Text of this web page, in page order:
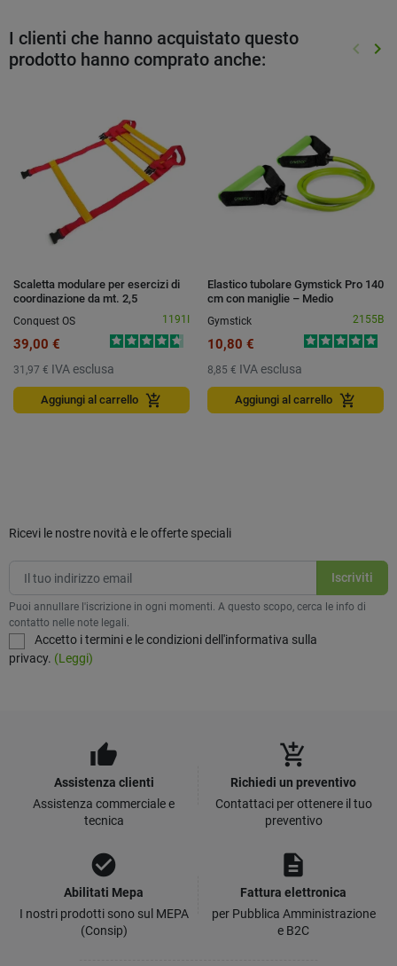
I clienti che hanno acquistato questo
prodotto hanno comprato anche:
keyboard_arrow_left keyboard_arrow_right
Scaletta modulare per esercizi di
coordinazione da mt. 2,5
Conquest OS 1191I
39,00 €
31,97 € IVA esclusa
Aggiungi al carrello add_shopping_cart
Elastico tubolare Gymstick Pro 140
cm con maniglie – Medio
Gymstick
2155B
10,80 €
8,85 € IVA esclusa
Aggiungi al carrello add_shopping_cart
Ricevi le nostre novità e le offerte speciali
Puoi annullare l'iscrizione in ogni momenti. A questo scopo, cerca le info di
contatto nelle note legali.
Accetto i termini e le condizioni dell'informativa sulla
privacy. (Leggi)
thumb_up
Assistenza clienti
Assistenza commerciale e
tecnica
add_shopping_cart
Richiedi un preventivo
Contattaci per ottenere il tuo
preventivo
check_circle
Abilitati Mepa
I nostri prodotti sono sul MEPA
(Consip)
description
Fattura elettronica
per Pubblica Amministrazione
e B2C